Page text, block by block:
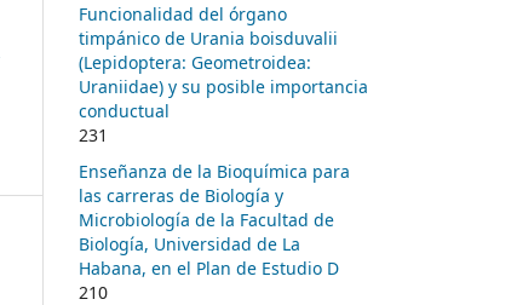
Funcionalidad del órgano
timpánico de Urania boisduvalii
(Lepidoptera: Geometroidea:
Uraniidae) y su posible importancia
conductual
231
Enseñanza de la Bioquímica para
las carreras de Biología y
Microbiología de la Facultad de
Biología, Universidad de La
Habana, en el Plan de Estudio D
210